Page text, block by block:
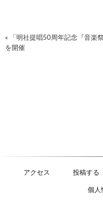
« 「明社提唱50周年記念『音楽祭
を開催
アクセス 投稿する
個人